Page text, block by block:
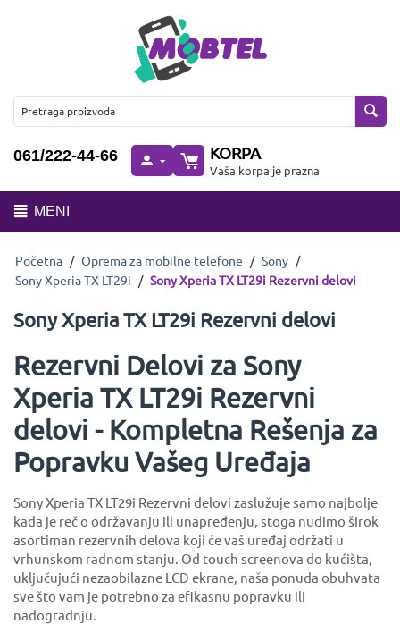
061/222-44-66 KORPA
Vaša korpa je prazna
MENI
Početna / Oprema za mobilne telefone / Sony /
Sony Xperia TX LT29i / Sony Xperia TX LT29i Rezervni delovi
Sony Xperia TX LT29i Rezervni delovi
Rezervni Delovi za Sony
Xperia TX LT29i Rezervni
delovi - Kompletna Rešenja za
Popravku Vašeg Uređaja
Sony Xperia TX LT29i Rezervni delovi zaslužuje samo najbolje
kada je reč o održavanju ili unapređenju, stoga nudimo širok
asortiman rezervnih delova koji će vaš uređaj održati u
vrhunskom radnom stanju. Od touch screenova do kućišta,
uključujući nezaobilazne LCD ekrane, naša ponuda obuhvata
sve što vam je potrebno za efikasnu popravku ili
nadogradnju.